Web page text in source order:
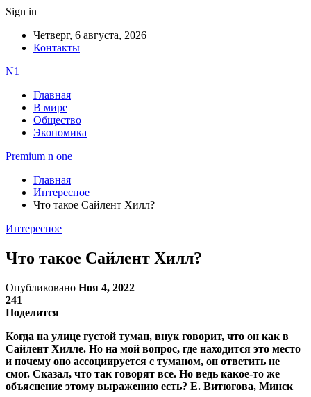
Sign in
Четверг, 6 августа, 2026
Контакты
N1
Главная
В мире
Общество
Экономика
Premium n one
Главная
Интересное
Что такое Сайлент Хилл?
Интересное
Что такое Сайлент Хилл?
Опубликовано Ноя 4, 2022
241
Поделится
Когда на улице густой туман, внук говорит, что он как в
Сайлент Хилле. Но на мой вопрос, где находится это место
и почему оно ассоциируется с туманом, он ответить не
смог. Сказал, что так говорят все. Но ведь какое-то же
объяснение этому выражению есть? Е. Витюгова, Минск